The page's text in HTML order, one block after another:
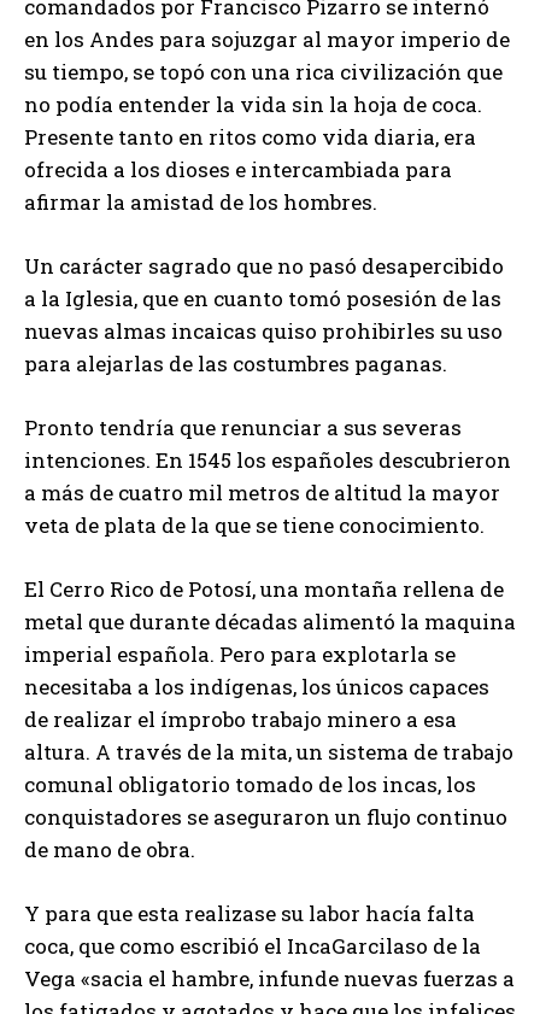
comandados por Francisco Pizarro se internó
en los Andes para sojuzgar al mayor imperio de
su tiempo, se topó con una rica civilización que
no podía entender la vida sin la hoja de coca.
Presente tanto en ritos como vida diaria, era
ofrecida a los dioses e intercambiada para
afirmar la amistad de los hombres.
Un carácter sagrado que no pasó desapercibido
a la Iglesia, que en cuanto tomó posesión de las
nuevas almas incaicas quiso prohibirles su uso
para alejarlas de las costumbres paganas.
Pronto tendría que renunciar a sus severas
intenciones. En 1545 los españoles descubrieron
a más de cuatro mil metros de altitud la mayor
veta de plata de la que se tiene conocimiento.
El Cerro Rico de Potosí, una montaña rellena de
metal que durante décadas alimentó la maquina
imperial española. Pero para explotarla se
necesitaba a los indígenas, los únicos capaces
de realizar el ímprobo trabajo minero a esa
altura. A través de la mita, un sistema de trabajo
comunal obligatorio tomado de los incas, los
conquistadores se aseguraron un flujo continuo
de mano de obra.
Y para que esta realizase su labor hacía falta
coca, que como escribió el IncaGarcilaso de la
Vega «sacia el hambre, infunde nuevas fuerzas a